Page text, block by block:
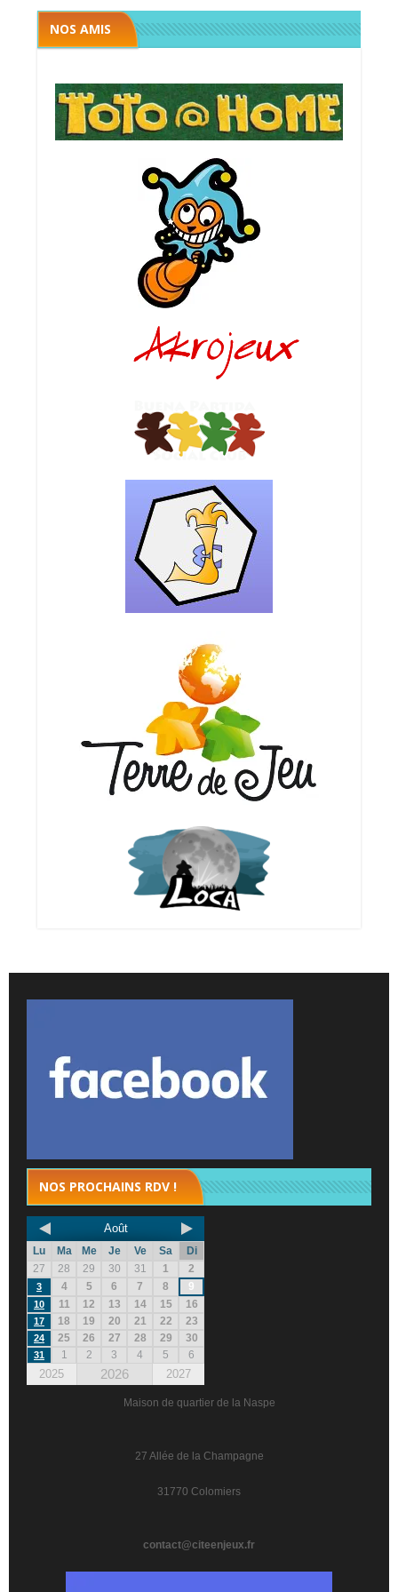
NOS AMIS
NOS PROCHAINS RDV !
Août
Lu Ma Me Je Ve Sa
Di
27
28 29 30 31 1 2
3 4 5 6 7 8 9
10 11 12 13 14 15 16
17 18 19 20 21 22 23
24 25 26 27 28 29 30
31 1 2 3 4 5 6
2025 2026 2027
Maison de quartier de la Naspe
27 Allée de la Champagne
31770 Colomiers
contact@citeenjeux.fr